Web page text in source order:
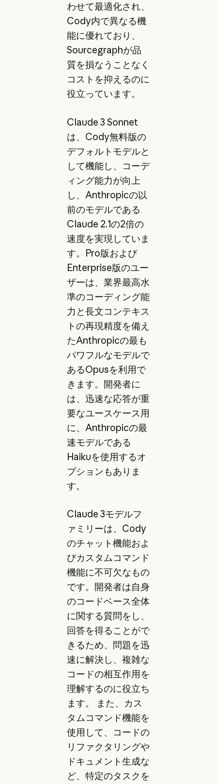
わせて最適化され、
Cody内で異なる機
能に優れており、
Sourcegraphが品
質を損なうことなく
コストを抑えるのに
役立っています。
Claude 3 Sonnet
は、Cody無料版の
デフォルトモデルと
して機能し、コーデ
ィング能力が向上
し、Anthropicの以
前のモデルである
Claude 2.1の2倍の
速度を実現していま
す。Pro版および
Enterprise版のユー
ザーは、業界最高水
準のコーディング能
力と長文コンテキス
トの再現精度を備え
たAnthropicの最も
パワフルなモデルで
あるOpusを利用で
きます。開発者に
は、迅速な応答が重
要なユースケース用
に、Anthropicの最
速モデルである
Haikuを使用するオ
プションもありま
す。
Claude 3モデルフ
ァミリーは、Cody
のチャット機能およ
びカスタムコマンド
機能に不可欠なもの
です。開発者は自身
のコードベース全体
に関する質問をし、
回答を得ることがで
きるため、問題を迅
速に解決し、複雑な
コードの相互作用を
理解するのに役立ち
ます。 また、カス
タムコマンド機能を
使用して、コードの
リファクタリングや
ドキュメント生成な
ど、特定のタスクを